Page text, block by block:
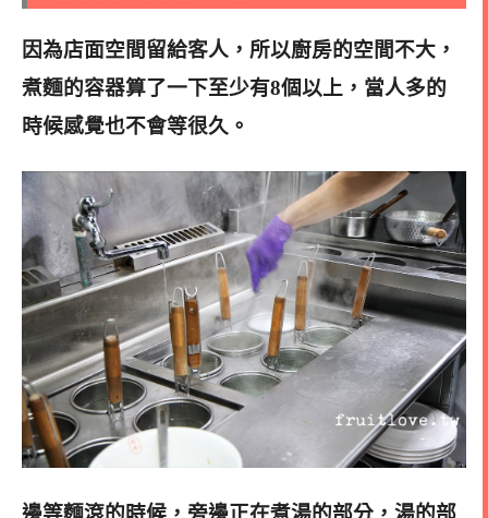
因為店面空間留給客人，所以廚房的空間不大，
煮麵的容器算了一下至少有8個以上，當人多的
時候感覺也不會等很久。
邊等麵滾的時候，旁邊正在煮湯的部分，湯的部